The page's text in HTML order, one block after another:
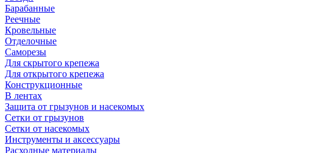
Барабанные
Реечные
Кровельные
Отделочные
Саморезы
Для скрытого крепежа
Для открытого крепежа
Конструкционные
В лентах
Защита от грызунов и насекомых
Сетки от грызунов
Сетки от насекомых
Инструменты и аксессуары
Расходные материалы